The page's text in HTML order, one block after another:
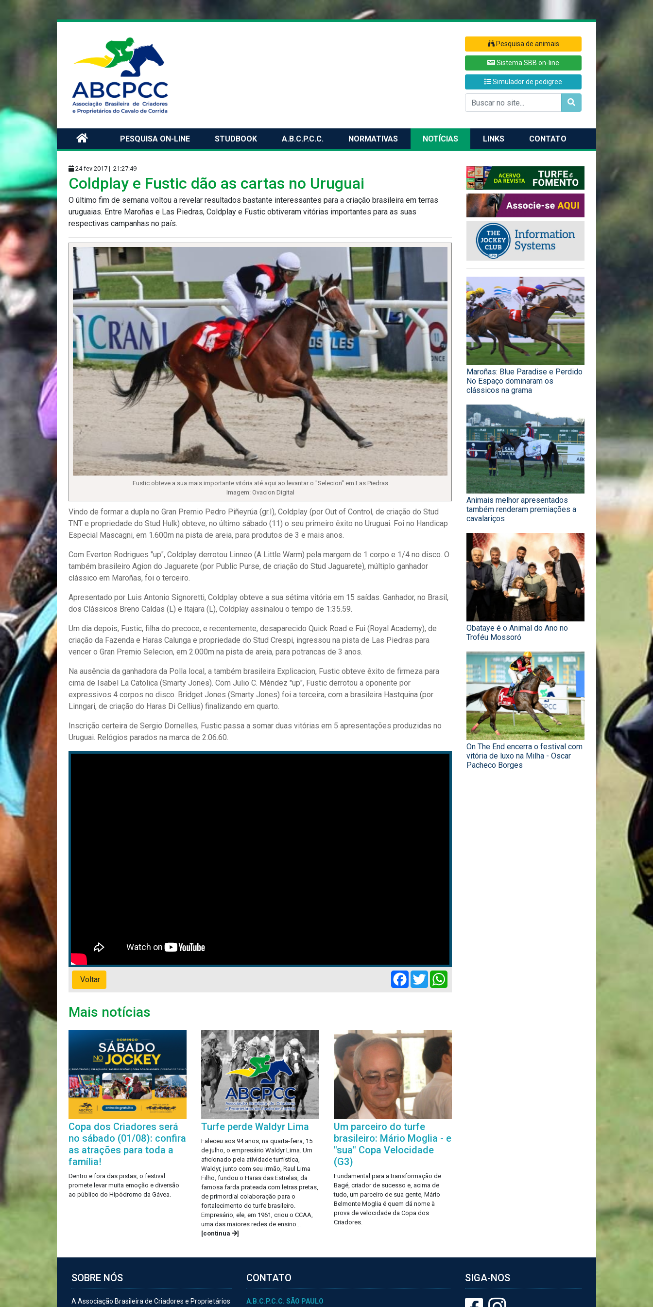
Pesquisa de animais
Sistema SBB on-line
Simulador de pedigree
PESQUISA ON-LINE STUDBOOK A.B.C.P.C.C. NORMATIVAS NOTÍCIAS LINKS CONTATO
24 fev 2017 | 21:27:49
Coldplay e Fustic dão as cartas no Uruguai
O último fim de semana voltou a revelar resultados bastante interessantes para a criação brasileira em terras
uruguaias. Entre Maroñas e Las Piedras, Coldplay e Fustic obtiveram vitórias importantes para as suas
respectivas campanhas no país.
Fustic obteve a sua mais importante vitória até aqui ao levantar o "Selecion" em Las Piedras
Imagem: Ovacion Digital
Vindo de formar a dupla no Gran Premio Pedro Piñeyrúa (gr.I), Coldplay (por Out of Control, de criação do Stud
TNT e propriedade do Stud Hulk) obteve, no último sábado (11) o seu primeiro êxito no Uruguai. Foi no Handicap
Especial Mascagni, em 1.600m na pista de areia, para produtos de 3 e mais anos.
Com Everton Rodrigues "up", Coldplay derrotou Linneo (A Little Warm) pela margem de 1 corpo e 1/4 no disco. O
também brasileiro Agion do Jaguarete (por Public Purse, de criação do Stud Jaguarete), múltiplo ganhador
clássico em Maroñas, foi o terceiro.
Apresentado por Luis Antonio Signoretti, Coldplay obteve a sua sétima vitória em 15 saídas. Ganhador, no Brasil,
dos Clássicos Breno Caldas (L) e Itajara (L), Coldplay assinalou o tempo de 1:35.59.
Um dia depois, Fustic, filha do precoce, e recentemente, desaparecido Quick Road e Fui (Royal Academy), de
criação da Fazenda e Haras Calunga e propriedade do Stud Crespi, ingressou na pista de Las Piedras para
vencer o Gran Premio Selecion, em 2.000m na pista de areia, para potrancas de 3 anos.
Na ausência da ganhadora da Polla local, a também brasileira Explicacion, Fustic obteve êxito de firmeza para
cima de Isabel La Catolica (Smarty Jones). Com Julio C. Méndez "up", Fustic derrotou a oponente por
expressivos 4 corpos no disco. Bridget Jones (Smarty Jones) foi a terceira, com a brasileira Hastquina (por
Linngari, de criação do Haras Di Cellius) finalizando em quarto.
Inscrição certeira de Sergio Dornelles, Fustic passa a somar duas vitórias em 5 apresentações produzidas no
Uruguai. Relógios parados na marca de 2:06.60.
Voltar
Facebook
Twitter
Mais notícias
Copa dos Criadores será
no sábado (01/08): confira
as atrações para toda a
família!
Dentro e fora das pistas, o festival
promete levar muita emoção e diversão
ao público do Hipódromo da Gávea.
Turfe perde Waldyr Lima
Faleceu aos 94 anos, na quarta-feira, 15
de julho, o empresário Waldyr Lima. Um
aficionado pela atividade turfística,
Waldyr, junto com seu irmão, Raul Lima
Filho, fundou o Haras das Estrelas, da
famosa farda prateada com letras pretas,
de primordial colaboração para o
fortalecimento do turfe brasileiro.
Empresário, ele, em 1961, criou o CCAA,
uma das maiores redes de ensino...
[continua
]
Um parceiro do turfe
brasileiro: Mário Moglia - e
"sua" Copa Velocidade
(G3)
Fundamental para a transformação de
Bagé, criador de sucesso e, acima de
tudo, um parceiro de sua gente, Mário
Belmonte Moglia é quem dá nome à
prova de velocidade da Copa dos
Criadores.
Maroñas: Blue Paradise e Perdido
No Espaço dominaram os
clássicos na grama
Animais melhor apresentados
também renderam premiações a
cavalariços
Obataye é o Animal do Ano no
Troféu Mossoró
On The End encerra o festival com
vitória de luxo na Milha - Oscar
Pacheco Borges
SOBRE NÓS
A Associação Brasileira de Criadores e Proprietários
CONTATO
A.B.C.P.C.C. SÃO PAULO
SIGA-NOS